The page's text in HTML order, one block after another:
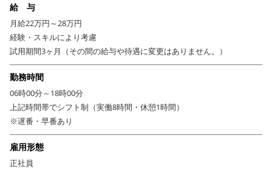
活リズムが整えやすい環境です。サントリーグループのバックアップのも
と、福利厚生も充実で現場で働く方への配慮が行き届いています。長期的
に腰を据えて働ける職場です。
給 与
月給22万円～28万円
経験・スキルにより考慮
試用期間3ヶ月（その間の給与や待遇に変更はありません。）
勤務時間
06時00分～18時00分
上記時間帯でシフト制（実働8時間・休憩1時間）
※遅番・早番あり
雇用形態
正社員